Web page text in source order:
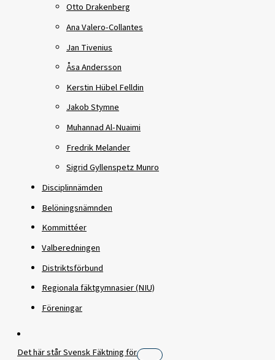
Otto Drakenberg
Ana Valero-Collantes
Jan Tivenius
Åsa Andersson
Kerstin Hübel Felldin
Jakob Stymne
Muhannad Al-Nuaimi
Fredrik Melander
Sigrid Gyllenspetz Munro
Disciplinnämden
Belöningsnämnden
Kommittéer
Valberedningen
Distriktsförbund
Regionala fäktgymnasier (NIU)
Föreningar
Det här står Svensk Fäktning för